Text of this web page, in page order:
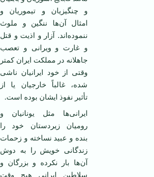
و چنگیزیان و تیموریان و
امثال آن‌ها ننگین و ملوث
ننموده‌اند. آزار و اذیت و قتل
و غارت و ویرانی و تعصب
جاهلانه در مملکت ایران کمتر
وقتی از خود ایرانیان ناشی
شده، غالباً خارجیان یا از
تأثیر نفوذ ایشان بوده است.
ایرانی‌ها مثل یونانیان و
رومیان زیردستان خود را
بنده و عبید نساخته و زحمات
زندگانی خویش را به دوش
آن‌ها بار نکرده و بزرگان و
سلاطین ایرانی هیچ وقت